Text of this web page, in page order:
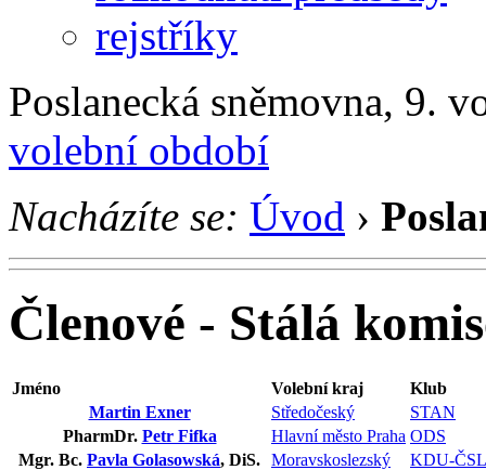
rejstříky
Poslanecká sněmovna, 9.
volební období
Nacházíte se: Úvod ›
Členové - Stálá
Jméno Volební kraj
Klub
Martin Exner
Středočeský
STAN
PharmDr. Petr Fifka Hlavní město Praha ODS
Mgr. Bc. Pavla Golasowská, DiS. Moravskoslezský
KDU-ČSL